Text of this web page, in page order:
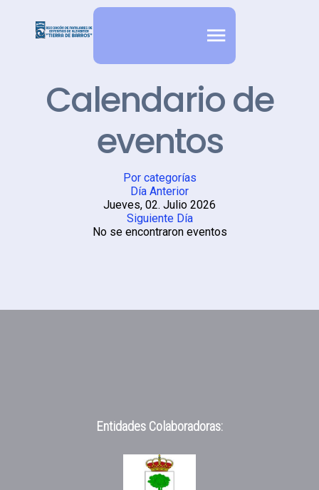
Calendario de
eventos
Por categorías
Día Anterior
Jueves, 02. Julio 2026
Siguiente Día
No se encontraron eventos
Entidades Colaboradoras: